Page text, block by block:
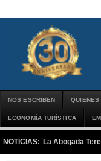
NOS ESCRIBEN QUIENES
ECONOMÍA TURÍSTICA
NOTICIAS: La Abogada